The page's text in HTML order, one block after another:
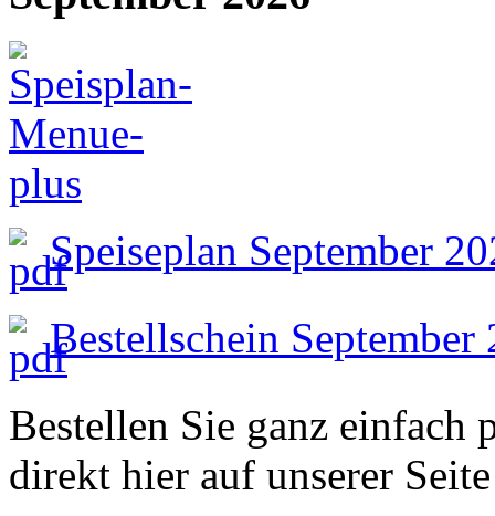
Speiseplan September
Bestellschein September
Bestellen Sie ganz einfach
direkt hier auf unserer